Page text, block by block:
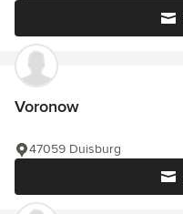
Voronow
47059 Duisburg